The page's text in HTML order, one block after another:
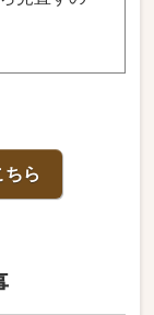
ちら